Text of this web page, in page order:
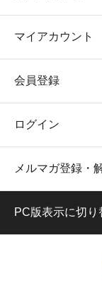
マイアカウント
会員登録
ログイン
メルマガ登録・
PC版表示に切り